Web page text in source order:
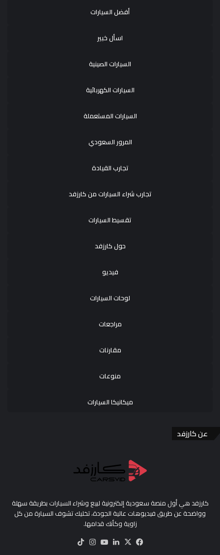
أفضل السيارات
اسأل خبير
السيارات الصينية
السيارات الكهربائية
السيارات المستعملة
المرور السعودي
تجارب القيادة
تجارب شراء السيارات من كارزفد
تقسيط السيارات
حول كارزفد
فيديو
لوحات السيارات
مراجعات
مقارنات
منوعات
ميكانيكا السيارات
عن كارزفد
كارزفد هي أول منصة سعودية إلكترونية لبيع وشراء السيارات بطريقة سهلة
وواضحة عن طريق فيديوهات عالية الجودة، تخليك تشوف السيارة من كل
زاوية وكأنك قدامها.
فيسبوك
‫X لينكدإن‫YouTubeانستقرام